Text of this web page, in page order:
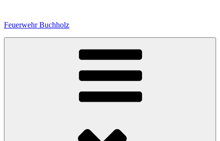
springen
Feuerwehr Buchholz